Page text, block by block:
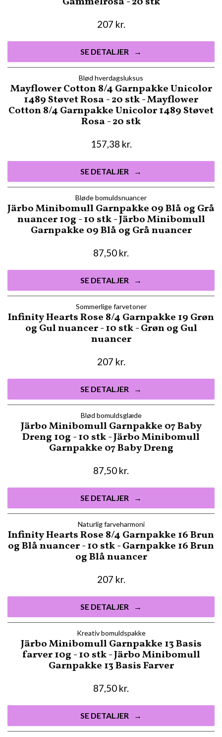
207 kr.
SE DETALJER
Blød hverdagsluksus
Mayflower Cotton 8/4 Garnpakke Unicolor
1489 Støvet Rosa - 20 stk - Mayflower
Cotton 8/4 Garnpakke Unicolor 1489 Støvet
Rosa - 20 stk
157,38 kr.
SE DETALJER
Bløde bomuldsnuancer
Järbo Minibomull Garnpakke 09 Blå og Grå
nuancer 10g - 10 stk - Järbo Minibomull
Garnpakke 09 Blå og Grå nuancer
87,50 kr.
SE DETALJER
Sommerlige farvetoner
Infinity Hearts Rose 8/4 Garnpakke 19 Grøn
og Gul nuancer - 10 stk - Grøn og Gul
nuancer
207 kr.
SE DETALJER
Blød bomuldsglæde
Järbo Minibomull Garnpakke 07 Baby
Dreng 10g - 10 stk - Järbo Minibomull
Garnpakke 07 Baby Dreng
87,50 kr.
SE DETALJER
Naturlig farveharmoni
Infinity Hearts Rose 8/4 Garnpakke 16 Brun
og Blå nuancer - 10 stk - Garnpakke 16 Brun
og Blå nuancer
207 kr.
SE DETALJER
Kreativ bomuldspakke
Järbo Minibomull Garnpakke 13 Basis
farver 10g - 10 stk - Järbo Minibomull
Garnpakke 13 Basis Farver
87,50 kr.
SE DETALJER